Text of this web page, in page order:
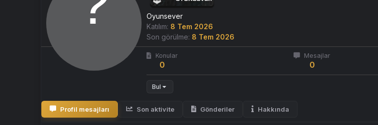
Oyunsever
Katılım 8 Tem 2026
Son görülme 8 Tem 2026
Konular
0
Mesajlar
0
Bul
Profil mesajları Son aktivite Gönderiler Hakkında